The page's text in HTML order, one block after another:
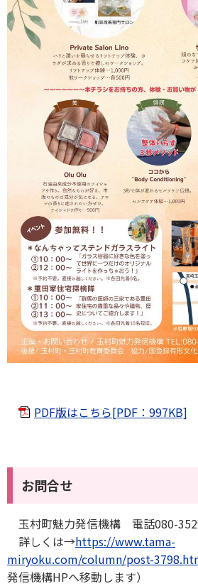
PDF版はこちら[PDF：997KB]
お問合せ
玉村町魅力発信機構 電話080-
詳しくは→https://www.tama-
miryoku.com/column/post-
発信機構HPへ移動します）